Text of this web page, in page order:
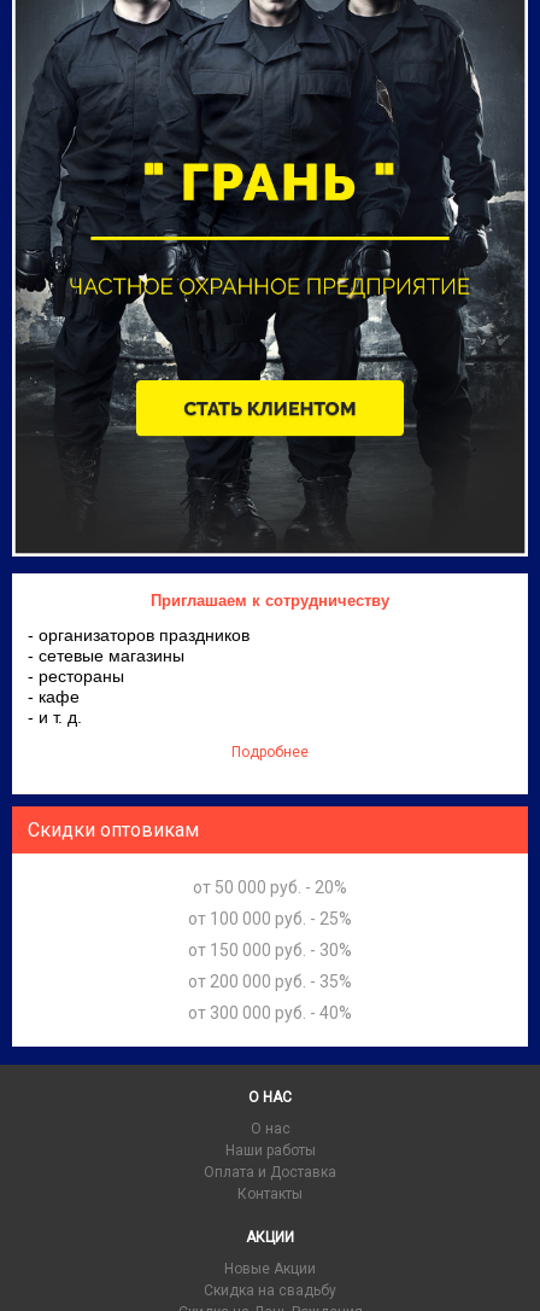
Приглашаем к сотрудничеству
- организаторов праздников
- сетевые магазины
- рестораны
- кафе
- и т. д.
Подробнее
Скидки оптовикам
от 50 000 руб. - 20%
от 100 000 руб. - 25%
от 150 000 руб. - 30%
от 200 000 руб. - 35%
от 300 000 руб. - 40%
О НАС
О нас
Наши работы
Оплата и Доставка
Контакты
АКЦИИ
Новые Акции
Скидка на свадьбу